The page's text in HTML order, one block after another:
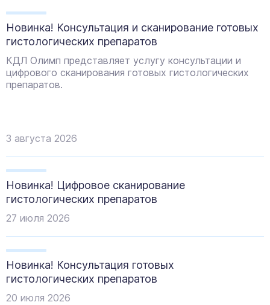
Новинка! Консультация и сканирование готовых
гистологических препаратов
КДЛ Олимп представляет услугу консультации и
цифрового сканирования готовых гистологических
препаратов.
3 августа 2026
Новинка! Цифровое сканирование
гистологических препаратов
27 июля 2026
Новинка! Консультация готовых
гистологических препаратов
20 июля 2026